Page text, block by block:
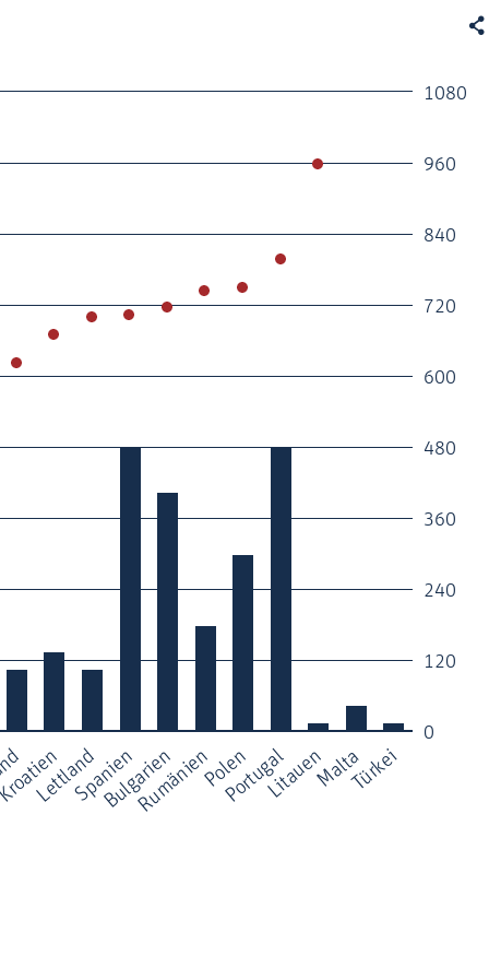

LettlandSpanien
Bulgarien
RumänienPolen
PortugalLitauenMaltaTürkei
0
600
120
240
360
480
720
840
960
1080